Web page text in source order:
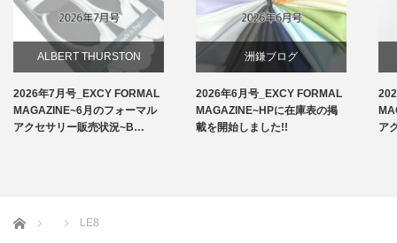
ALBERT THURSTON
お知らせ
2026年7月号_EXCY FORMAL
MAGAZINE~6月のフォーマル
アクセサリー販売状況~B…
洲鎌ブログ
2026年6月号_EXCY FORMAL
MAGAZINE~HPに在庫表の掲
載を開始しました!!
ア
ホーム LE8